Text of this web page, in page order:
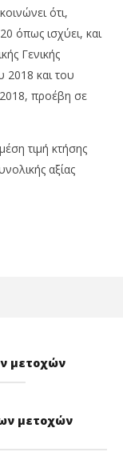
ότι,
όπως ισχύει, και
Γενικής
2018 και του
προέβη σε
τιμή κτήσης
αξίας
μετοχών
μετοχών